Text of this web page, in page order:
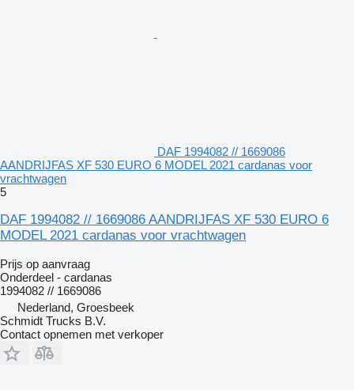
DAF 1994082 // 1669086
AANDRIJFAS XF 530 EURO 6 MODEL 2021 cardanas voor
vrachtwagen
5
DAF 1994082 // 1669086 AANDRIJFAS XF 530 EURO 6
MODEL 2021 cardanas voor vrachtwagen
Prijs op aanvraag
Onderdeel - cardanas
1994082 // 1669086
Nederland, Groesbeek
Schmidt Trucks B.V.
Contact opnemen met verkoper